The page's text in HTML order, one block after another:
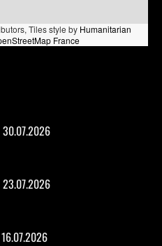
Tiles style by Humanitarian
France